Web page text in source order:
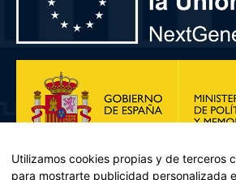
Utilizamos cookies propias y de terceros
para mostrarte publicidad personalizada